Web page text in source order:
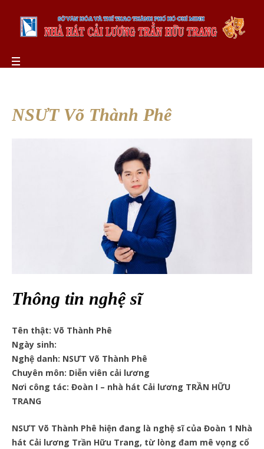
NSƯT Võ Thành Phê
Thông tin nghệ sĩ
Tên thật: Võ Thành Phê
Ngày sinh:
Nghệ danh: NSƯT Võ Thành Phê
Chuyên môn: Diễn viên cải lương
Nơi công tác: Đoàn I – nhà hát Cải lương TRẦN HỮU
TRANG
NSƯT Võ Thành Phê hiện đang là nghệ sĩ của Đoàn 1 Nhà
hát Cải lương Trần Hữu Trang, từ lòng đam mê vọng cổ